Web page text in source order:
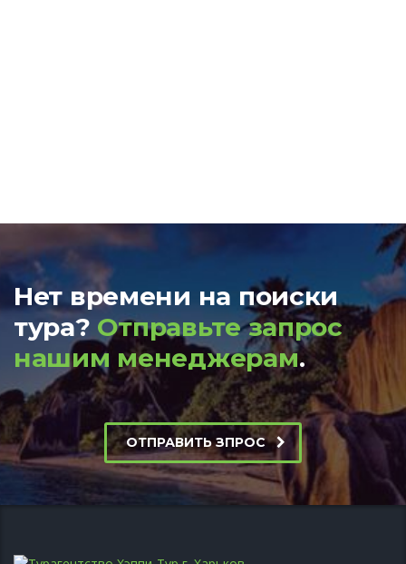
Нет времени на поиски
тура? Отправьте запрос
нашим менеджерам.
ОТПРАВИТЬ ЗПРОС